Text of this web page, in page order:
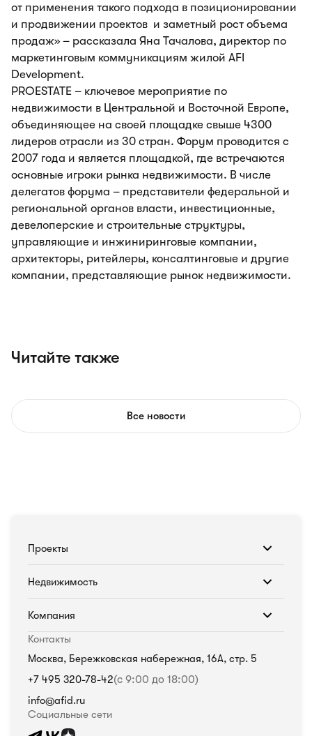
от применения такого подхода в позиционировании
и продвижении проектов и заметный рост объема
продаж» – рассказала Яна Тачалова, директор по
маркетинговым коммуникациям жилой AFI
Development.
PROESTATE – ключевое мероприятие по
недвижимости в Центральной и Восточной Европе,
объединяющее на своей площадке свыше 4300
лидеров отрасли из 30 стран. Форум проводится с
2007 года и является площадкой, где встречаются
основные игроки рынка недвижимости. В числе
делегатов форума – представители федеральной и
региональной органов власти, инвестиционные,
девелоперские и строительные структуры,
управляющие и инжиниринговые компании,
архитекторы, ритейлеры, консалтинговые и другие
компании, представляющие рынок недвижимости.
Читайте также
Все новости
Проекты
Недвижимость
Компания
Контакты
Москва, Бережковская набережная, 16А, стр. 5
+7 495 320-78-42(с 9:00 до 18:00)
info@afid.ru
Социальные сети